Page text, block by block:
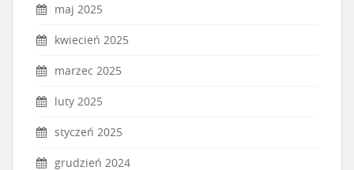
maj 2025
kwiecień 2025
marzec 2025
luty 2025
styczeń 2025
grudzień 2024